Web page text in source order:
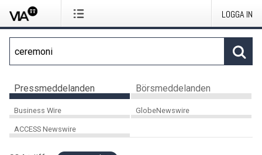
LOGGA IN
Pressmeddelanden Börsmeddelanden
Business Wire GlobeNewswire
ACCESS Newswire